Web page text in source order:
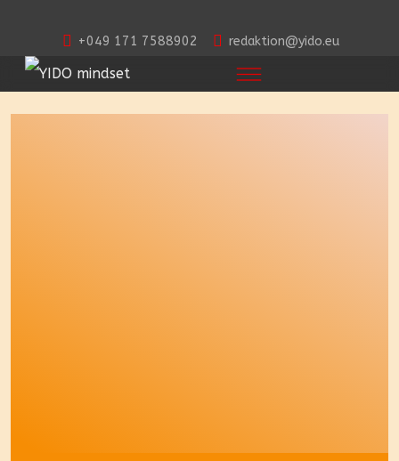
+049 171 7588902 redaktion@yido.eu